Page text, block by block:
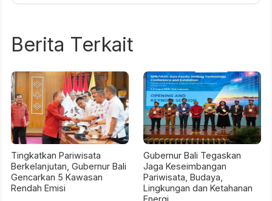
Berita Terkait
Tingkatkan Pariwisata
Berkelanjutan, Gubernur Bali
Gencarkan 5 Kawasan
Rendah Emisi
Gubernur Bali Tegaskan
Jaga Keseimbangan
Pariwisata, Budaya,
Lingkungan dan Ketahanan
Energi